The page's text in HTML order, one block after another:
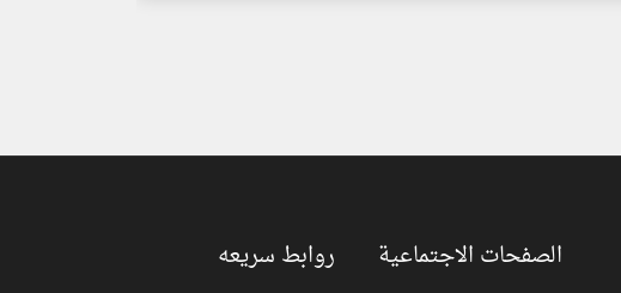
الصفحات الاجتماعية روابط سريعه